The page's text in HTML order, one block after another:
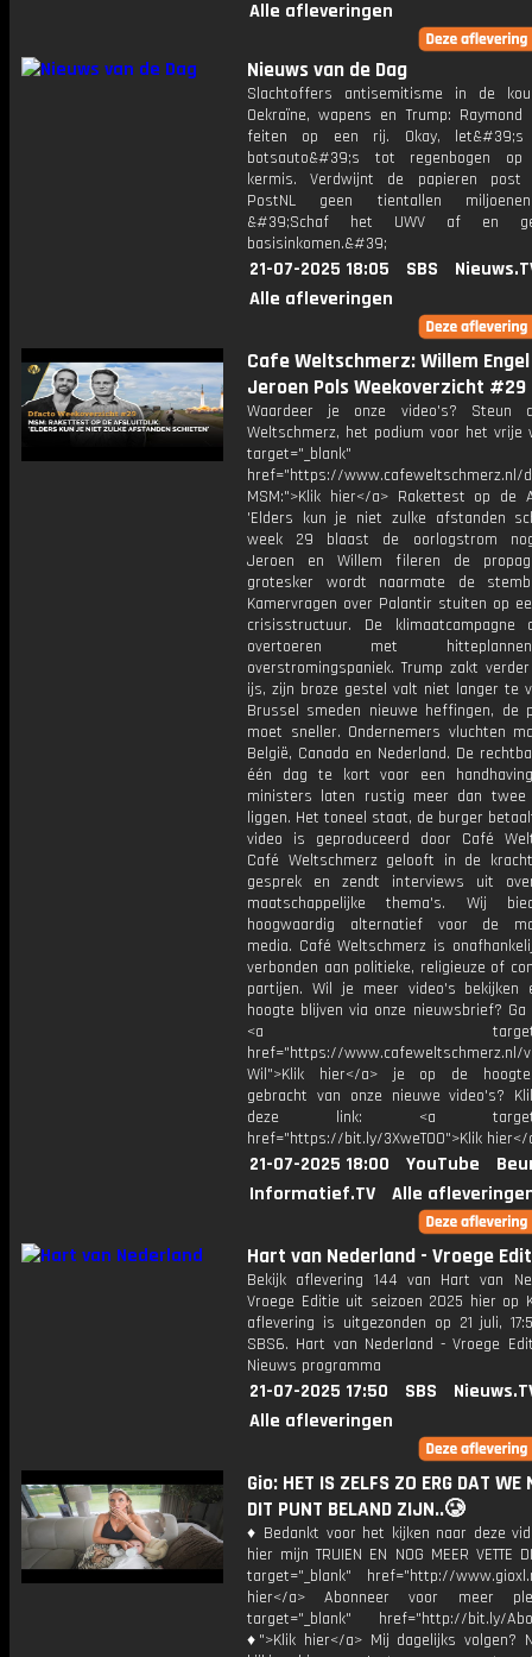
Alle afleveringen
Nieuws van de Dag
Slachtoffers antisemitisme in de
Oekraïne, wapens en Trump:
feiten op een rij. Okay,
botsauto&#39;s tot regenbogen op
kermis. Verdwijnt de papieren
PostNL geen tientallen
&#39;Schaf het UWV af en
basisinkomen.&#39;
21-07-2025 18:05 SBS
Alle afleveringen
Cafe Weltschmerz: Willem
Jeroen Pols Weekoverzicht #29
Waardeer je onze video's? Steun
Weltschmerz, het podium voor het vrije
target="_blank"
href="https://www.cafeweltschmerz.nl/
MSM:">Klik hier</a> Rakettest op de
'Elders kun je niet zulke afstanden
week 29 blaast de oorlogstrom
Jeroen en Willem fileren de
grotesker wordt naarmate de
Kamervragen over Palantir stuiten op
crisisstructuur. De klimaatcampagne
overtoeren met
overstromingspaniek. Trump zakt
ijs, zijn broze gestel valt niet langer te
Brussel smeden nieuwe heffingen, de
moet sneller. Ondernemers vluchten
België, Canada en Nederland. De
één dag te kort voor een
ministers laten rustig meer dan twee
liggen. Het toneel staat, de burger
video is geproduceerd door Café
Café Weltschmerz gelooft in de
gesprek en zendt interviews uit
maatschappelijke thema's. Wij
hoogwaardig alternatief voor de
media. Café Weltschmerz is
verbonden aan politieke, religieuze of
partijen. Wil je meer video's bekijken
hoogte blijven via onze nieuwsbrief? Ga
<a
href="https://www.cafeweltschmerz.nl/
Wil">Klik hier</a> je op de
gebracht van onze nieuwe video's?
deze link: <a
href="https://bit.ly/3XweTO0">Klik hier</
21-07-2025 18:00 YouTube
Informatief.TV
Alle
Hart van Nederland - Vroege
Bekijk aflevering 144 van Hart van
Vroege Editie uit seizoen 2025 hier op
aflevering is uitgezonden op 21 juli,
SBS6. Hart van Nederland - Vroege
Nieuws programma
21-07-2025 17:50 SBS
Alle afleveringen
Gio: HET IS ZELFS ZO ERG DAT WE
DIT PUNT BELAND ZIJN..🥲
♦ Bedankt voor het kijken naar deze
hier mijn TRUIEN EN NOG MEER VETTE
target="_blank" href="http://
hier</a> Abonneer voor meer
target="_blank" href="http://bit.ly/
♦">Klik hier</a> Mij dagelijks volgen?